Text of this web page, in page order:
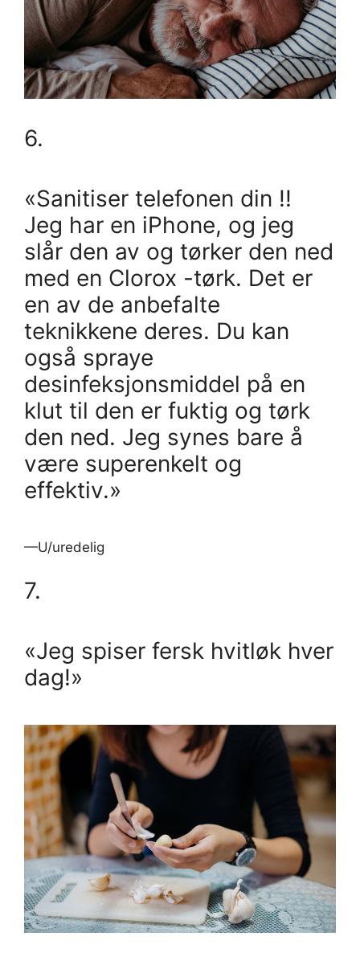
6.
«Sanitiser telefonen din !!
Jeg har en iPhone, og jeg
slår den av og tørker den ned
med en Clorox -tørk. Det er
en av de anbefalte
teknikkene deres. Du kan
også spraye
desinfeksjonsmiddel på en
klut til den er fuktig og tørk
den ned. Jeg synes bare å
være superenkelt og
effektiv.»
—U/uredelig
7.
«Jeg spiser fersk hvitløk hver
dag!»